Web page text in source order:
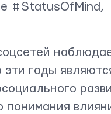
#StatusOfMind,
эти годы
понимания